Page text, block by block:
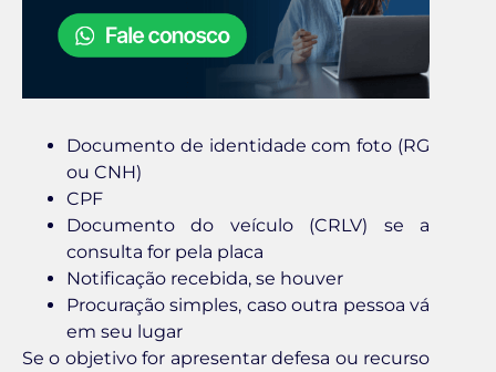
Documento de identidade com foto (RG
ou CNH)
CPF
Documento do veículo (CRLV) se a
consulta for pela placa
Notificação recebida, se houver
Procuração simples, caso outra pessoa vá
em seu lugar
Se o objetivo for apresentar defesa ou recurso